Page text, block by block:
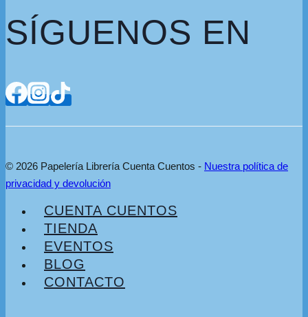
SÍGUENOS EN
© 2026 Papelería Librería Cuenta Cuentos - Nuestra política de
privacidad y devolución
CUENTA CUENTOS
TIENDA
EVENTOS
BLOG
CONTACTO